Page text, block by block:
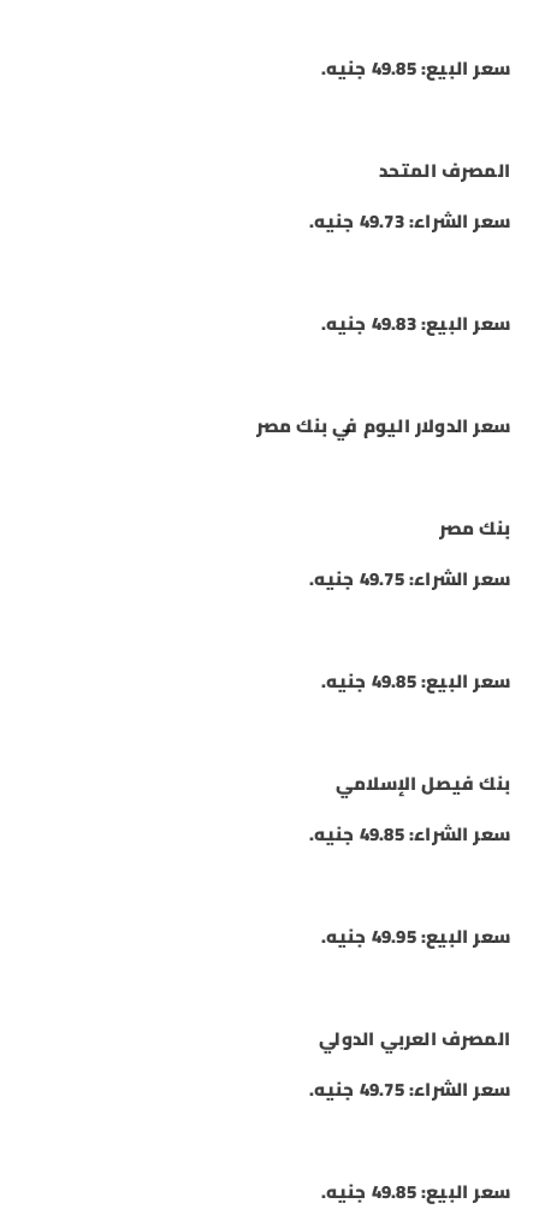
سعر البيع: 49.85 جنيه.
المصرف المتحد
سعر الشراء: 49.73 جنيه.
سعر البيع: 49.83 جنيه.
سعر الدولار اليوم في بنك مصر
بنك مصر
سعر الشراء: 49.75 جنيه.
سعر البيع: 49.85 جنيه.
بنك فيصل الإسلامي
سعر الشراء: 49.85 جنيه.
سعر البيع: 49.95 جنيه.
المصرف العربي الدولي
سعر الشراء: 49.75 جنيه.
سعر البيع: 49.85 جنيه.